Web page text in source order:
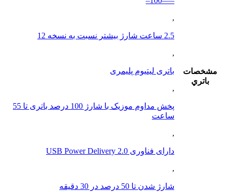
مشخصات
باتري
,
2.5 ساعت شارژ بیشتر نسبت به نسخه 12
,
باتری لیتیوم پلیمری
,
پخش مداوم موزیک با شارژ 100 درصد باتری تا 55
ساعت
,
دارای فناوری USB Power Delivery 2.0
,
شارژ شدن تا 50 درصد در 30 دقیقه